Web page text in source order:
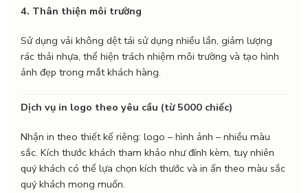
4. Thân thiện môi trường
Sử dụng vải không dệt tái sử dụng nhiều lần, giảm lượng
rác thải nhựa, thể hiện trách nhiệm môi trường và tạo hình
ảnh đẹp trong mắt khách hàng.
Dịch vụ in logo theo yêu cầu (từ 5000 chiếc)
Nhận in theo thiết kế riêng: logo – hình ảnh – nhiều màu
sắc. Kích thước khách tham khảo như đính kèm, tuy nhiên
quý khách có thể lựa chọn kích thước và in ấn theo màu sắc
quý khách mong muốn.